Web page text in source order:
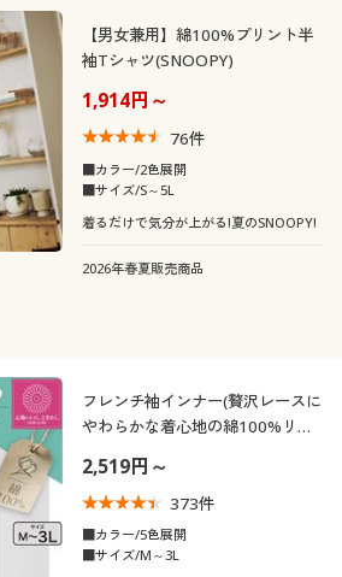
【男女兼用】綿100%プリント半
袖Tシャツ(SNOOPY)
1,914円～
76件
■カラー/2色展開
■サイズ/S～5L
着るだけで気分が上がる!夏のSNOOPY!
2026年春夏販売商品
フレンチ袖インナー(贅沢レースに
やわらかな着心地の綿100%リブ
2,519円～
373件
■カラー/5色展開
■サイズ/M～3L